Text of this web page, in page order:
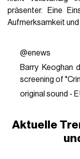
präsenter. Eine
Aufmerksamkeit und
@enews
Barry Keoghan
screening of
original sound -
Aktuelle